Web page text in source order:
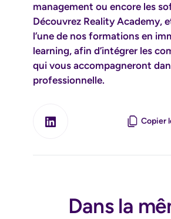
management ou encore les
Découvrez Reality Academy,
l’une de nos formations en
learning, afin d’intégrer les
qui vous accompagneront
professionnelle.
Copier
Dans la